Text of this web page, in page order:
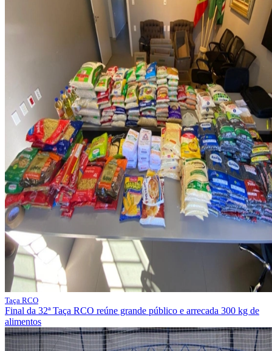
Taça RCO
Final da 32ª Taça RCO reúne grande público e arrecada 300 kg de
alimentos